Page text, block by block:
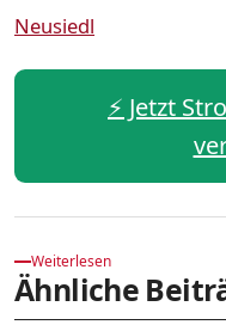
Neusiedl
⚡️ Jetzt
Weiterlesen
Ähnliche